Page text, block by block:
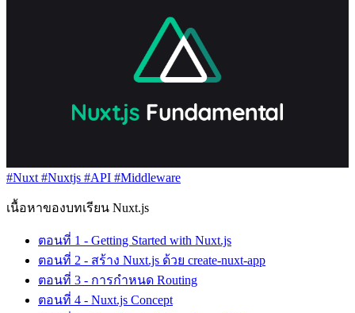
#Nuxt #Nuxtjs #API #Middleware
เนื้อหาของบทเรียน Nuxt.js
ตอนที่ 1 - Getting Started with Nuxt.js
ตอนที่ 2 - สร้าง Nuxt.js ด้วย create-nuxt-app
ตอนที่ 3 - การกำหนด Routing
ตอนที่ 4 - Nuxt.js Concept